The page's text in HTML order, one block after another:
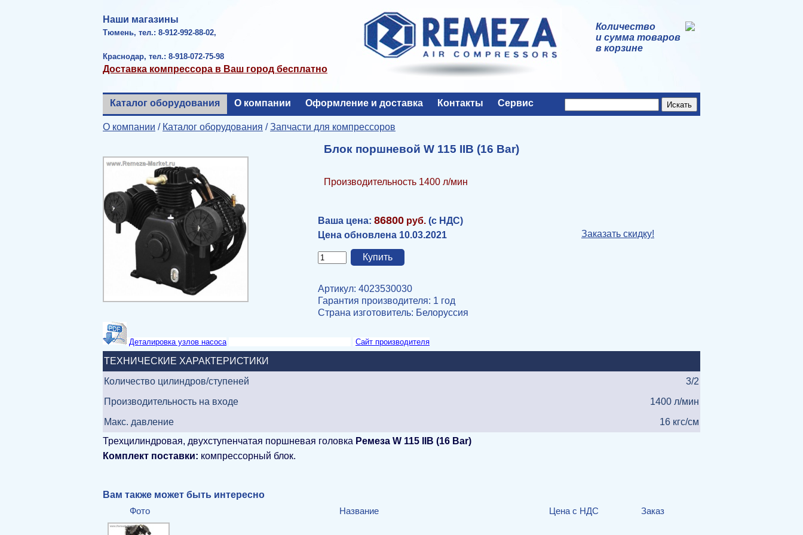
Наши магазины
Тюмень, тел.: 8-912-992-88-02,
Краснодар, тел.: 8-918-072-75-98
Доставка компрессора в Ваш город бесплатно
Количество
и сумма товаров
в корзине
Каталог оборудования О компании Оформление и доставка Контакты Сервис
О компании / Каталог оборудования /Запчасти для компрессоров
Блок поршневой W 115 IIB (16 Bar)
Производительность 1400 л/мин
Ваша цена: 86800 руб. (с НДС)
Заказать скидку!
Цена обновлена 10.03.2021
Артикул: 4023530030
Гарантия производителя: 1 год
Страна изготовитель: Белоруссия
Деталировка узлов насоса Сайт производителя
ТЕХНИЧЕСКИЕ ХАРАКТЕРИСТИКИ
Количество цилиндров/ступеней
3/2
Производительность на входе
1400 л/мин
Макс. давление
16 кгс/см
Трехцилиндровая, двухступенчатая поршневая головка Ремеза W 115 IIB (16 Bar)
Комплект поставки: компрессорный блок.
Вам также может быть интересно
Фото Название Цена с НДС Заказ